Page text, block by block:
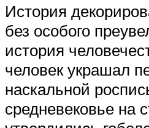
История
без особого
история
человек украшал
наскальной
средневековье на